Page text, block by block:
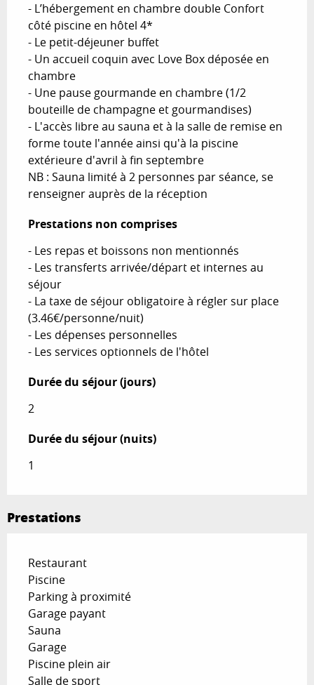
- L’hébergement en chambre double Confort
côté piscine en hôtel 4*
- Le petit-déjeuner buffet
- Un accueil coquin avec Love Box déposée en
chambre
- Une pause gourmande en chambre (1/2
bouteille de champagne et gourmandises)
- L'accès libre au sauna et à la salle de remise en
forme toute l'année ainsi qu'à la piscine
extérieure d'avril à fin septembre
NB : Sauna limité à 2 personnes par séance, se
renseigner auprès de la réception
Prestations non comprises
Prestations non comprises
- Les repas et boissons non mentionnés
- Les transferts arrivée/départ et internes au
séjour
- La taxe de séjour obligatoire à régler sur place
(3.46€/personne/nuit)
- Les dépenses personnelles
- Les services optionnels de l'hôtel
Durée du séjour (jours)
Durée du séjour (jours)
2
Durée du séjour (nuits)
Durée du séjour (nuits)
1
Prestations
Restaurant
Piscine
Parking à proximité
Garage payant
Sauna
Garage
Piscine plein air
Salle de sport